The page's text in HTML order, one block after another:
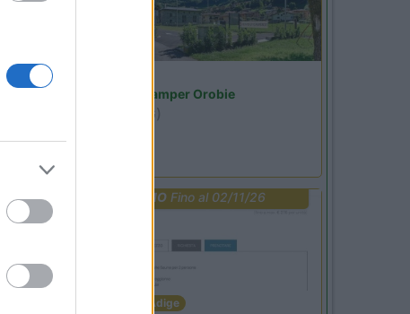
Area Sosta Camper Orobie
(BG)
PROMO Fino al 02/11/26
Trentino Alto Adige